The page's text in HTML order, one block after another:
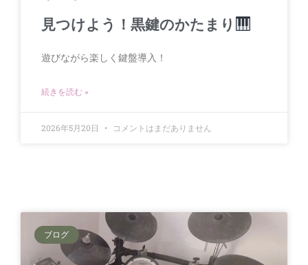
見つけよう！黒鍵のかたまり
遊びながら楽しく鍵盤導入！
続きを読む »
2026年5月20日 コメントはまだありません
ブログ